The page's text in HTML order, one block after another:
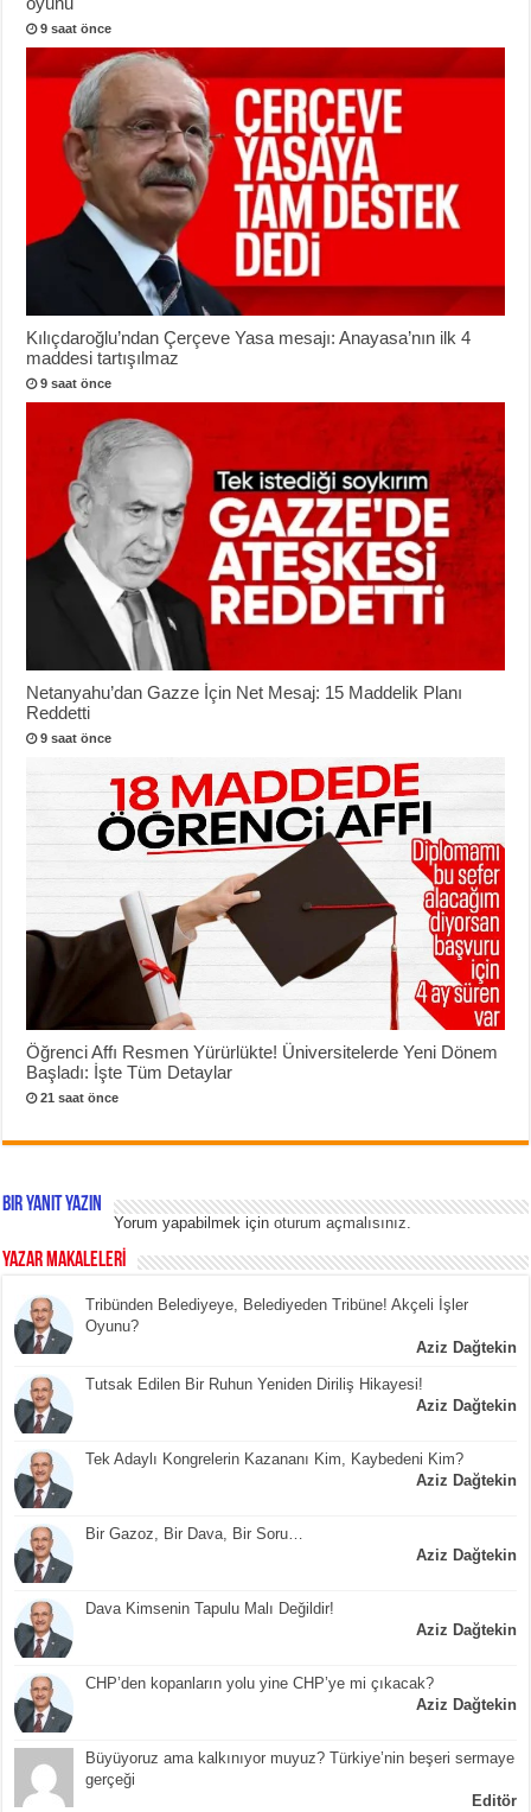
9 saat önce
Kılıçdaroğlu’ndan Çerçeve Yasa mesajı: Anayasa’nın ilk 4
maddesi tartışılmaz
9 saat önce
Netanyahu’dan Gazze İçin Net Mesaj: 15 Maddelik Planı
Reddetti
9 saat önce
Öğrenci Affı Resmen Yürürlükte! Üniversitelerde Yeni Dönem
Başladı: İşte Tüm Detaylar
21 saat önce
Bir yanıt yazın
Yorum yapabilmek içinoturum açmalısınız.
YAZAR MAKALELERİ
Tribünden Belediyeye, Belediyeden Tribüne! Akçeli İşler
Oyunu?
Aziz Dağtekin
Tutsak Edilen Bir Ruhun Yeniden Diriliş Hikayesi!
Aziz Dağtekin
Tek Adaylı Kongrelerin Kazananı Kim, Kaybedeni Kim?
Aziz Dağtekin
Bir Gazoz, Bir Dava, Bir Soru…
Aziz Dağtekin
Dava Kimsenin Tapulu Malı Değildir!
Aziz Dağtekin
CHP’den kopanların yolu yine CHP’ye mi çıkacak?
Aziz Dağtekin
Büyüyoruz ama kalkınıyor muyuz? Türkiye’nin beşeri sermaye
gerçeği
Editör